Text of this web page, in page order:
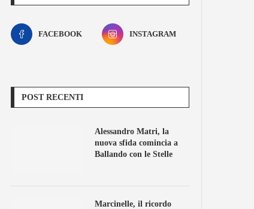
FACEBOOK INSTAGRAM
POST RECENTI
Alessandro Matri, la
nuova sfida comincia a
Ballando con le Stelle
Marcinelle, il ricordo